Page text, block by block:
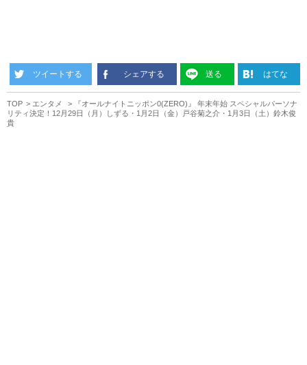
ツイートする シェアする 送る はてな
TOP エンタメ
『オールナイトニッポン0(ZERO)』 年末年始 スペシャルパーソナ
リティ決定！12月29日（月）しずる・1月2日（金）戸谷菊之介・1月3日（土）鈴木俊
貴